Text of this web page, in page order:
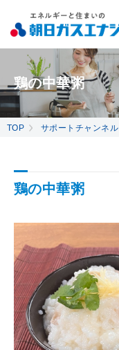
鶏の中華粥
TOP サポートチャンネル
鶏の中華粥